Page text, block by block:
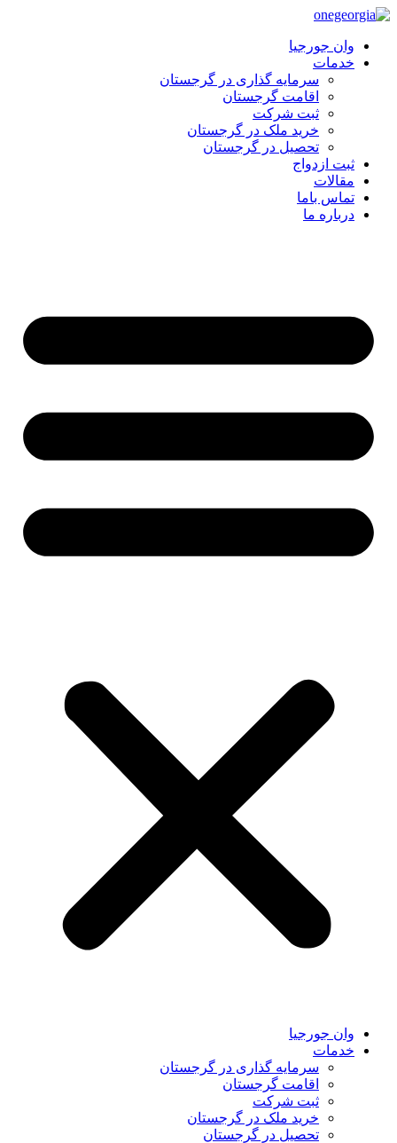
وان جورجیا
خدمات
سرمایه گذاری در گرجستان
اقامت گرجستان
ثبت شرکت
خرید ملک در گرجستان
تحصیل در گرجستان
ثبت ازدواج
مقالات
تماس باما
درباره ما
وان جورجیا
خدمات
سرمایه گذاری در گرجستان
اقامت گرجستان
ثبت شرکت
خرید ملک در گرجستان
تحصیل در گرجستان